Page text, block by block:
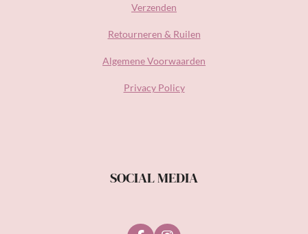
Verzenden
Retourneren & Ruilen
Algemene Voorwaarden
Privacy Policy
SOCIAL MEDIA